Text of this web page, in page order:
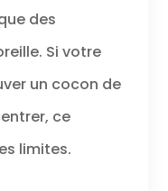
des
Si votre
un cocon de
ce
limites.